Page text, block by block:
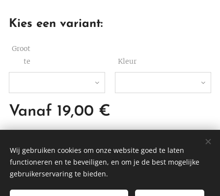
Kies een variant:
Groot
te
Kleur
Vanaf 19,00 €
DTBEDDING
Wij gebruiken cookies om onze website goed te laten
functioneren en te beveiligen, en om je de best mogelijke
gebruikerservaring te bieden.